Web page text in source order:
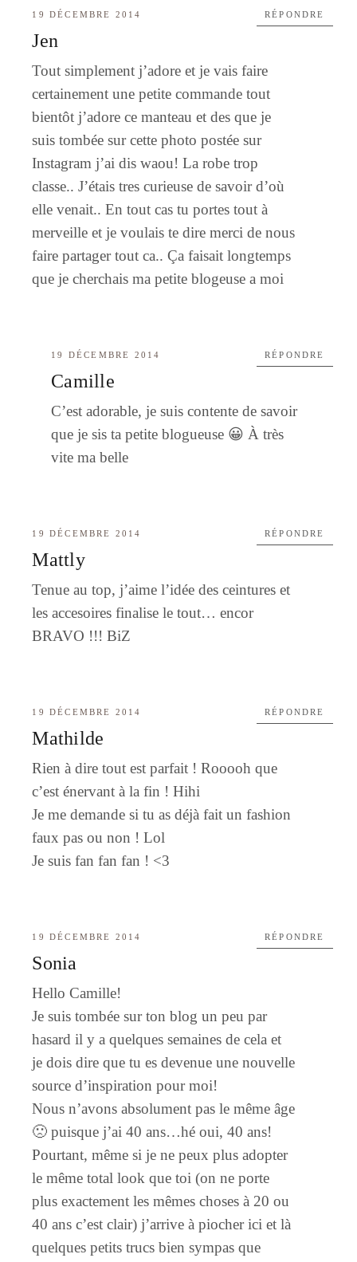
19 DÉCEMBRE 2014
Jen
Tout simplement j’adore et je vais faire
certainement une petite commande tout
bientôt j’adore ce manteau et des que je
suis tombée sur cette photo postée sur
Instagram j’ai dis waou! La robe trop
classe.. J’étais tres curieuse de savoir d’où
elle venait.. En tout cas tu portes tout à
merveille et je voulais te dire merci de nous
faire partager tout ca.. Ça faisait longtemps
que je cherchais ma petite blogeuse a moi
RÉPONDRE
19 DÉCEMBRE 2014
Camille
C’est adorable, je suis contente de savoir
que je sis ta petite blogueuse 😀 À très
vite ma belle
RÉPONDRE
19 DÉCEMBRE 2014
Mattly
Tenue au top, j’aime l’idée des ceintures et
les accesoires finalise le tout… encor
BRAVO !!! BiZ
RÉPONDRE
19 DÉCEMBRE 2014
Mathilde
Rien à dire tout est parfait ! Rooooh que
c’est énervant à la fin ! Hihi
Je me demande si tu as déjà fait un fashion
faux pas ou non ! Lol
Je suis fan fan fan ! <3
RÉPONDRE
19 DÉCEMBRE 2014
Sonia
Hello Camille!
Je suis tombée sur ton blog un peu par
hasard il y a quelques semaines de cela et
je dois dire que tu es devenue une nouvelle
source d’inspiration pour moi!
Nous n’avons absolument pas le même âge
🙁 puisque j’ai 40 ans…hé oui, 40 ans!
Pourtant, même si je ne peux plus adopter
le même total look que toi (on ne porte
plus exactement les mêmes choses à 20 ou
40 ans c’est clair) j’arrive à piocher ici et là
quelques petits trucs bien sympas que
RÉPONDRE